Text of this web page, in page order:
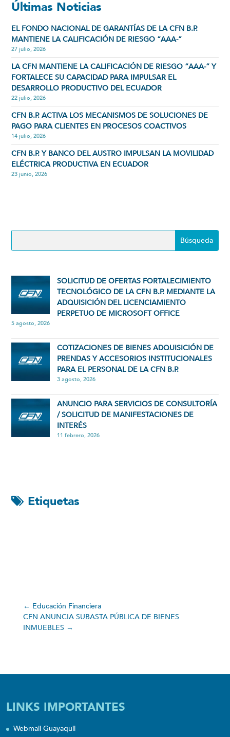
Últimas Noticias
EL FONDO NACIONAL DE GARANTÍAS DE LA CFN B.P.
MANTIENE LA CALIFICACIÓN DE RIESGO “AAA-”
27 julio, 2026
LA CFN MANTIENE LA CALIFICACIÓN DE RIESGO “AAA-” Y
FORTALECE SU CAPACIDAD PARA IMPULSAR EL
DESARROLLO PRODUCTIVO DEL ECUADOR
22 julio, 2026
CFN B.P. ACTIVA LOS MECANISMOS DE SOLUCIONES DE
PAGO PARA CLIENTES EN PROCESOS COACTIVOS
14 julio, 2026
CFN B.P. Y BANCO DEL AUSTRO IMPULSAN LA MOVILIDAD
ELÉCTRICA PRODUCTIVA EN ECUADOR
23 junio, 2026
SOLICITUD DE OFERTAS FORTALECIMIENTO
TECNOLÓGICO DE LA CFN B.P. MEDIANTE LA
ADQUISICIÓN DEL LICENCIAMIENTO
PERPETUO DE MICROSOFT OFFICE
5 agosto, 2026
COTIZACIONES DE BIENES ADQUISICIÓN DE
PRENDAS Y ACCESORIOS INSTITUCIONALES
PARA EL PERSONAL DE LA CFN B.P.
3 agosto, 2026
ANUNCIO PARA SERVICIOS DE CONSULTORÍA
/ SOLICITUD DE MANIFESTACIONES DE
INTERÉS
11 febrero, 2026
Etiquetas
← Educación Financiera
CFN ANUNCIA SUBASTA PÚBLICA DE BIENES
INMUEBLES →
LINKS IMPORTANTES
Webmail Guayaquil